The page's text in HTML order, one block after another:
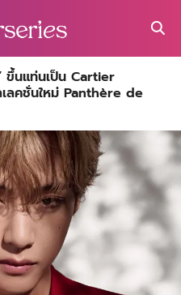
ขึ้นแท่นเป็น Cartier
ลคชั่นใหม่ Panthère de